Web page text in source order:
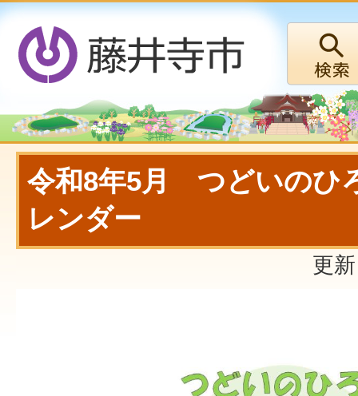
令和8年5月 つどいのひ
レンダー
更